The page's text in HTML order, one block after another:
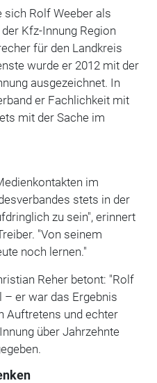
sich Rolf Weeber als
Kfz-Innung Region
für den Landkreis
wurde er 2012 mit der
ausgezeichnet. In
er Fachlichkeit mit
mit der Sache im
im
stets in der
zu sein", erinnert
"Von seinem
noch lernen."
Reher betont: "Rolf
er war das Ergebnis
Auftretens und echter
über Jahrzehnte